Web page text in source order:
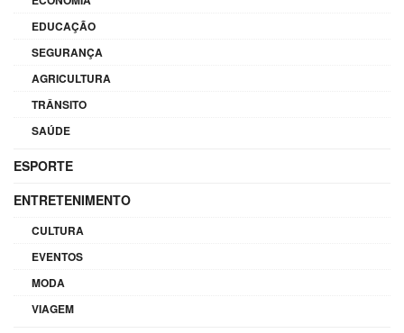
EDUCAÇÃO
SEGURANÇA
AGRICULTURA
TRÂNSITO
SAÚDE
ESPORTE
ENTRETENIMENTO
CULTURA
EVENTOS
MODA
VIAGEM